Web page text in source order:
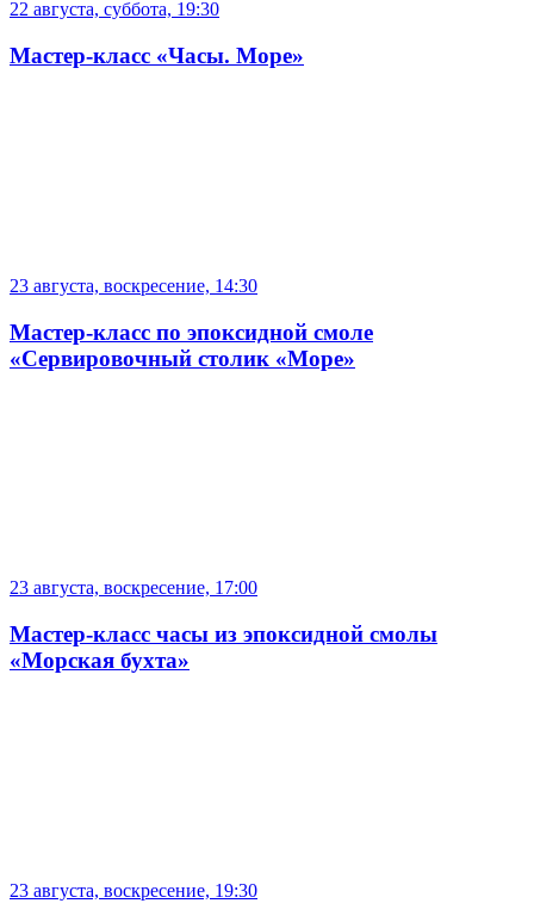
22 августа, суббота, 19:30
Мастер-класс «Часы. Море»
23 августа, воскресение, 14:30
Мастер-класс по эпоксидной смоле
«Сервировочный столик «Море»
23 августа, воскресение, 17:00
Мастер-класс часы из эпоксидной смолы
«Морская бухта»
23 августа, воскресение, 19:30